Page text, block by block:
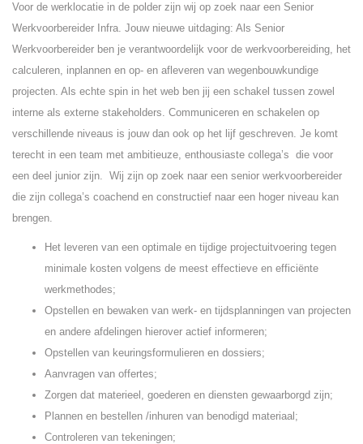
Voor de werklocatie in de polder zijn wij op zoek naar een Senior
Werkvoorbereider Infra. Jouw nieuwe uitdaging: Als Senior
Werkvoorbereider ben je verantwoordelijk voor de werkvoorbereiding, het
calculeren, inplannen en op- en afleveren van wegenbouwkundige
projecten. Als echte spin in het web ben jij een schakel tussen zowel
interne als externe stakeholders. Communiceren en schakelen op
verschillende niveaus is jouw dan ook op het lijf geschreven. Je komt
terecht in een team met ambitieuze, enthousiaste collega’s die voor
een deel junior zijn. Wij zijn op zoek naar een senior werkvoorbereider
die zijn collega’s coachend en constructief naar een hoger niveau kan
brengen.
Het leveren van een optimale en tijdige projectuitvoering tegen
minimale kosten volgens de meest effectieve en efficiënte
werkmethodes;
Opstellen en bewaken van werk- en tijdsplanningen van projecten
en andere afdelingen hierover actief informeren;
Opstellen van keuringsformulieren en dossiers;
Aanvragen van offertes;
Zorgen dat materieel, goederen en diensten gewaarborgd zijn;
Plannen en bestellen /inhuren van benodigd materiaal;
Controleren van tekeningen;